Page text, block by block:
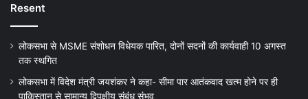
Resent
लोकसभा से MSME संशोधन विधेयक पारित, दोनों सदनों की कार्यवाही 10 अगस्त
तक स्थगित
लोकसभा में विदेश मंत्री जयशंकर ने कहा- सीमा पार आतंकवाद खत्म होने पर ही
पाकिस्तान से सामान्य द्विपक्षीय संबंध संभव